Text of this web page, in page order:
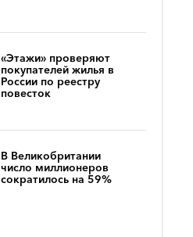
«Этажи» проверяют
покупателей жилья в
России по реестру
повесток
В Великобритании
число миллионеров
сократилось на 59%